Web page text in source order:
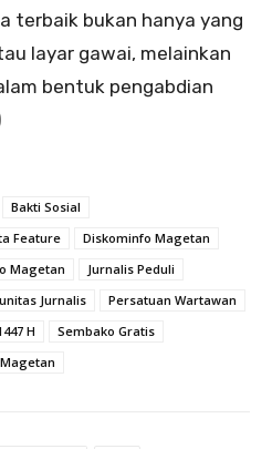
terbaik bukan hanya yang
layar gawai, melainkan
bentuk pengabdian
Bakti Sosial
Feature
Diskominfo Magetan
Magetan
Jurnalis Peduli
Jurnalis
Persatuan Wartawan
H
Sembako Gratis